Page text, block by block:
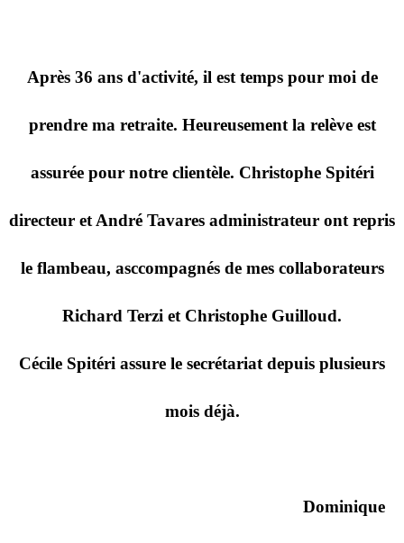
Après 36 ans d'activité, il est temps pour moi de
prendre ma retraite. Heureusement la relève est
assurée pour notre clientèle. Christophe Spitéri
directeur et André Tavares administrateur ont repris
le flambeau, asccompagnés de mes collaborateurs
Richard Terzi et Christophe Guilloud.
Cécile Spitéri assure le secrétariat depuis plusieurs
mois déjà.
Dominique